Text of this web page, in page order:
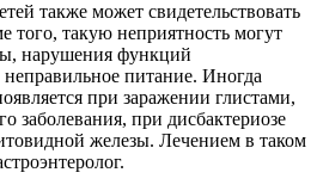
также может свидетельствовать
того, такую неприятность могут
нарушения функций
питание. Иногда
при заражении глистами,
заболевания, при дисбактериозе
железы. Лечением в таком